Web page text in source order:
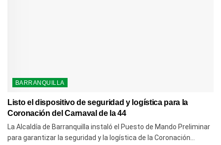
BARRANQUILLA
Listo el dispositivo de seguridad y logística para la
Coronación del Carnaval de la 44
La Alcaldía de Barranquilla instaló el Puesto de Mando Preliminar
para garantizar la seguridad y la logística de la Coronación...